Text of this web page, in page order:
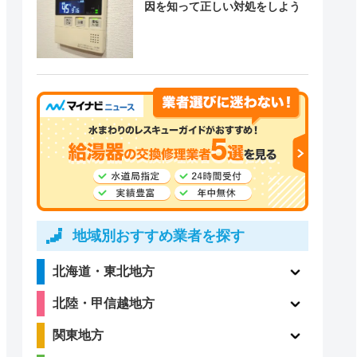
因を知って正しい対処をしよう
地域別おすすめ業者を探す
北海道・東北地方
北陸・甲信越地方
関東地方